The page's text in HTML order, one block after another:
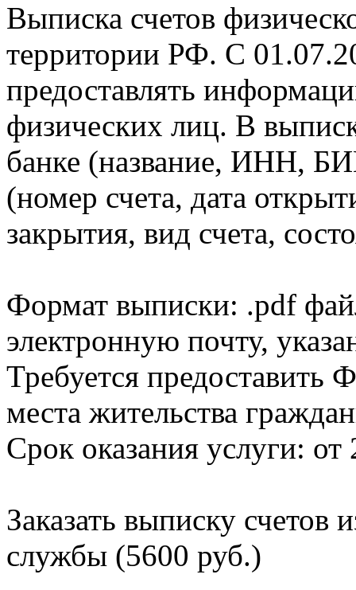
Выписка счетов
территории РФ. С
предоставлять
физических лиц. В
банке (название, ИНН,
(номер счета, дата
закрытия, вид счета,
Формат выписки: .pdf
электронную почту,
Требуется
места жительства
Срок оказания услуги: от
Заказать выписку счетов
службы (5600 руб.)